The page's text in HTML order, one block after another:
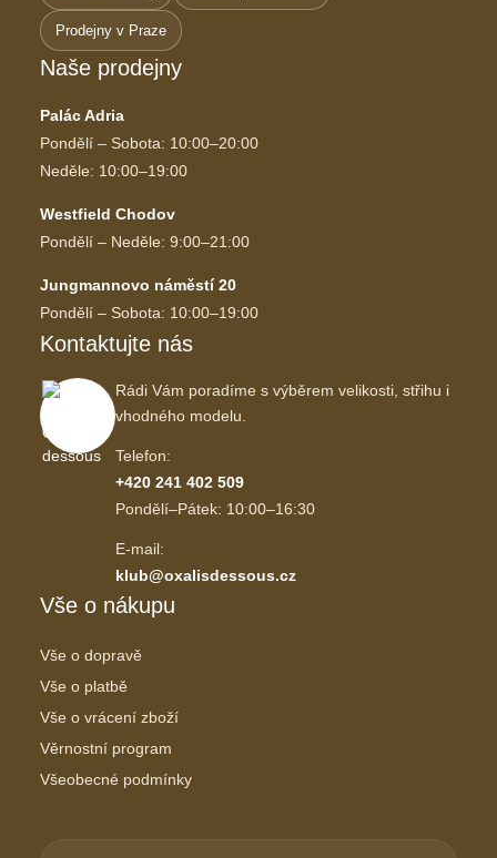
Prodejny v Praze
Naše prodejny
Palác Adria
Pondělí – Sobota: 10:00–20:00
Neděle: 10:00–19:00
Westfield Chodov
Pondělí – Neděle: 9:00–21:00
Jungmannovo náměstí 20
Pondělí – Sobota: 10:00–19:00
Kontaktujte nás
Rádi Vám poradíme s výběrem velikosti, střihu i
vhodného modelu.
Telefon:
+420 241 402 509
Pondělí–Pátek: 10:00–16:30
E-mail:
klub@oxalisdessous.cz
Vše o nákupu
Vše o dopravě
Vše o platbě
Vše o vrácení zboží
Věrnostní program
Všeobecné podmínky